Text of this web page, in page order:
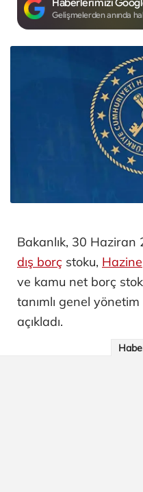
Haberlerimizi
Gelişmelerden anında
Bakanlık, 30
dış borç stoku, Hazine
ve kamu net borç
tanımlı genel
açıkladı.